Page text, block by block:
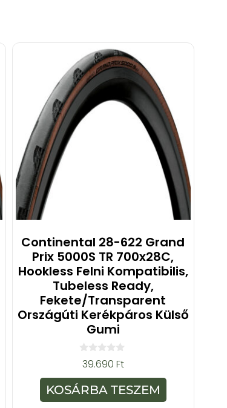
Continental 28-622 Grand
Prix 5000S TR 700x28C,
Hookless Felni Kompatibilis,
Tubeless Ready,
Fekete/transparent
Országúti Kerékpáros Külső
Gumi
0
a
z
5
-
b
39.690 Ft
KOSÁRBA TESZEM